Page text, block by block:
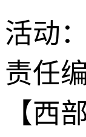
活动
责任
【西